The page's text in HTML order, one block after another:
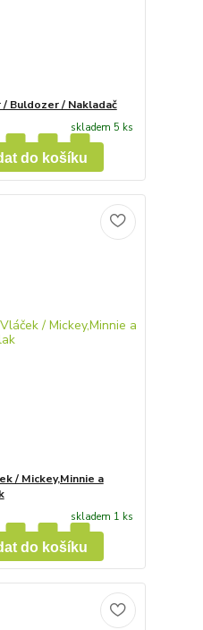
Buldozer / Nakladač
skladem 5 ks
do košíku
/ Mickey,Minnie a
skladem 1 ks
do košíku